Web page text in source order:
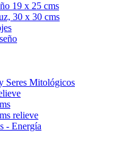
19 x 25 cms
30 x 30 cms
Seres Mitológicos
relieve
- Energía